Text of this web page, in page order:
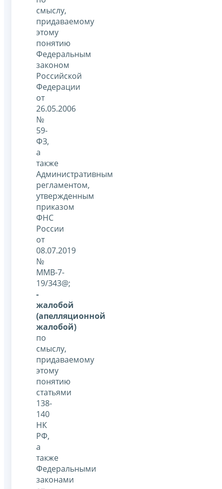
смыслу,
придаваемому
этому
понятию
Федеральным
законом
Российской
Федерации
от
26.05.2006
№
59-
ФЗ,
а
также
Административным
регламентом,
утвержденным
приказом
ФНС
России
от
08.07.2019
№
ММВ-7-
19/343@;
-
жалобой
(апелляционной
жалобой)
по
смыслу,
придаваемому
этому
понятию
статьями
138-
140
НК
РФ,
а
также
Федеральными
законами